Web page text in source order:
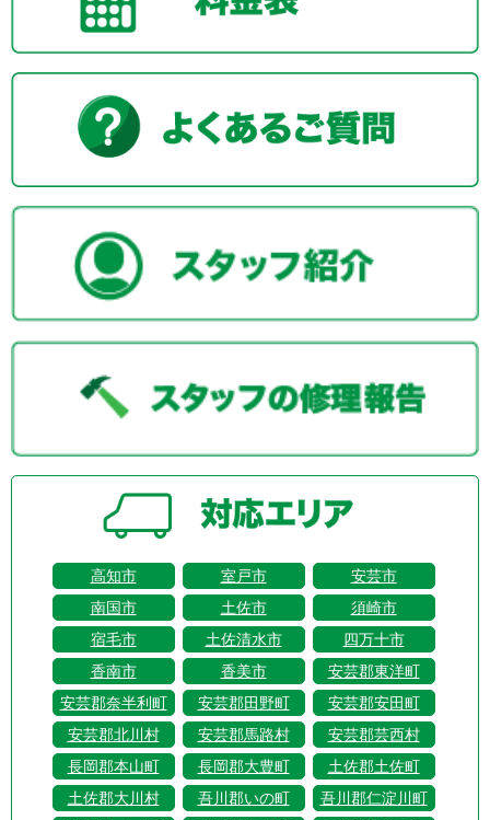
高知市 室戸市
安芸市
南国市
土佐市
須崎市
宿毛市
土佐清水市
四万十市
香南市
香美市
安芸郡東洋町
安芸郡奈半利町
安芸郡田野町
安芸郡安田町
安芸郡北川村
安芸郡馬路村
安芸郡芸西村
長岡郡本山町
長岡郡大豊町
土佐郡土佐町
土佐郡大川村
吾川郡いの町
吾川郡仁淀川町